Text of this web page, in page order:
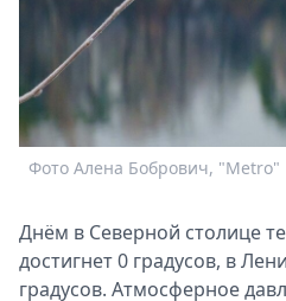
Стримы
Звезды
Выборы
2026
Скачай
Metro
Фото Алена Бобрович, "Metro"
Днём в Северной столице
достигнет 0 градусов, в
градусов. Атмосферное